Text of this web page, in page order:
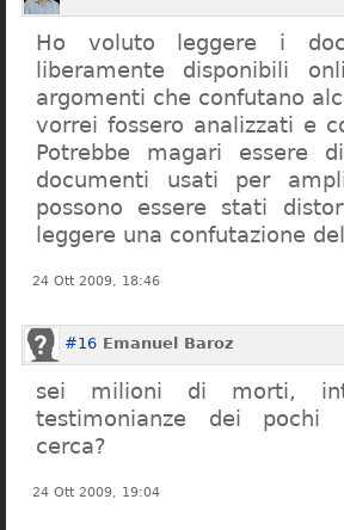
Ho voluto leggere i
liberamente disponibili
argomenti che confutano
vorrei fossero analizzati e
Potrebbe magari essere
documenti usati per
possono essere stati
leggere una confutazione
24 Ott 2009, 18:46
#16 Emanuel Baroz
sei milioni di morti,
testimonianze dei pochi
cerca?
24 Ott 2009, 19:04